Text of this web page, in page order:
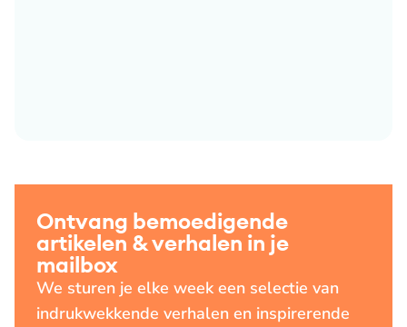
Ontvang bemoedigende
artikelen & verhalen in je
mailbox
We sturen je elke week een selectie van
indrukwekkende verhalen en inspirerende